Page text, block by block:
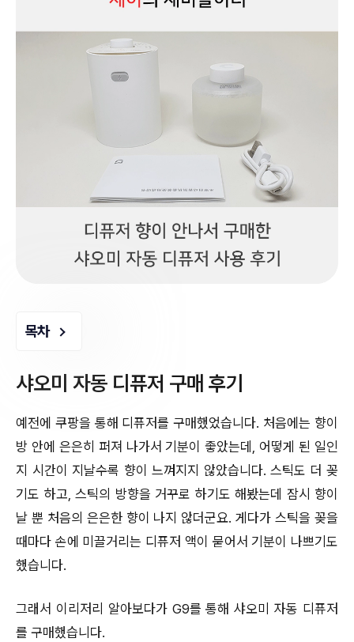
목차
샤오미 자동 디퓨저 구매 후기
예전에 쿠팡을 통해 디퓨저를 구매했었습니다. 처음에는 향이
방 안에 은은히 퍼져 나가서 기분이 좋았는데, 어떻게 된 일인
지 시간이 지날수록 향이 느껴지지 않았습니다. 스틱도 더 꽂
기도 하고, 스틱의 방향을 거꾸로 하기도 해봤는데 잠시 향이
날 뿐 처음의 은은한 향이 나지 않더군요. 게다가 스틱을 꽂을
때마다 손에 미끌거리는 디퓨저 액이 묻어서 기분이 나쁘기도
했습니다.
그래서 이리저리 알아보다가 G9를 통해 샤오미 자동 디퓨저
를 구매했습니다.